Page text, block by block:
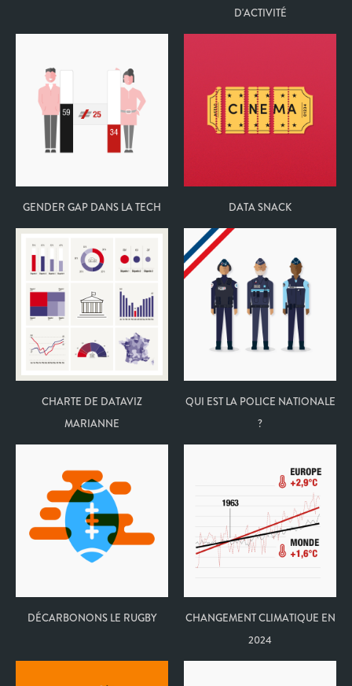
D'ACTIVITÉ
GENDER GAP DANS LA TECH DATA SNACK
CHARTE DE DATAVIZ
MARIANNE
QUI EST LA POLICE NATIONALE
?
DÉCARBONONS LE RUGBY
CHANGEMENT CLIMATIQUE EN
2024